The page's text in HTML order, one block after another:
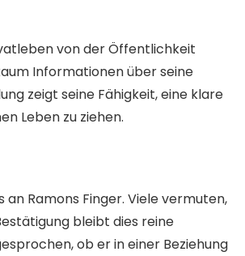
von der Öffentlichkeit
Informationen über seine
zeigt seine Fähigkeit, eine klare
Leben zu ziehen.
Ramons Finger. Viele vermuten,
bleibt dies reine
ob er in einer Beziehung